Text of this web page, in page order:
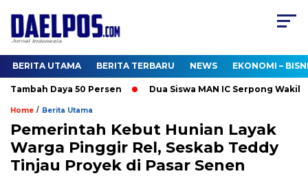
BERITA UTAMA BERITA TERBARU NEWS EKONOMI –
Daya 50 Persen Dua Siswa MAN IC Serpong Wakili
Home / Berita Utama
Pemerintah Kebut Hunian Layak
Warga Pinggir Rel, Seskab Teddy
Tinjau Proyek di Pasar Senen